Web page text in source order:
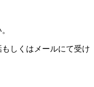
しくはメールにて受け